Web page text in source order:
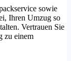
sowie
Ihren Umzug so
Vertrauen Sie
zu einem